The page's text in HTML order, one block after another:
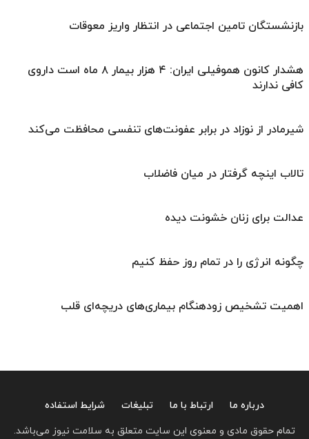
بازنشستگان تامین اجتماعی در انتظار واریز معوقات
هشدار کانون هموفیلی ایران: ۴ هزار بیمار ۸ ماه است داروی
کافی ندارند
شیرمادر از نوزاد در برابر عفونت‌های تنفسی محافظت می‌کند
تالاب اینچه گرفتار در میان فاضلاب
عدالت برای زنان خشونت دیده
چگونه انرژی را در تمام روز حفظ کنیم
اهمیت تشخیص زودهنگام بیماری‌های دریچه‌ای قلب
درباره ما ارتباط با ما تبلیغات
شرایط استفاده
تمام حقوق مادی و معنوی این سایت متعلق به سلامت نیوز می‌باشد.